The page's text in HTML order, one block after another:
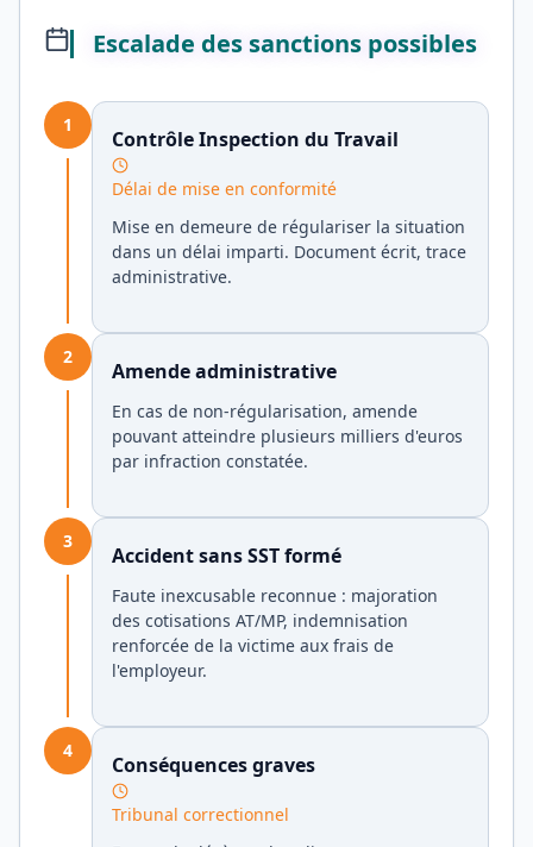
Escalade des sanctions possibles
1
Contrôle Inspection du Travail
Délai de mise en conformité
Mise en demeure de régulariser la situation
dans un délai imparti. Document écrit, trace
administrative.
2
Amende administrative
En cas de non-régularisation, amende
pouvant atteindre plusieurs milliers d'euros
par infraction constatée.
3
Accident sans SST formé
Faute inexcusable reconnue : majoration
des cotisations AT/MP, indemnisation
renforcée de la victime aux frais de
l'employeur.
4
Conséquences graves
Tribunal correctionnel